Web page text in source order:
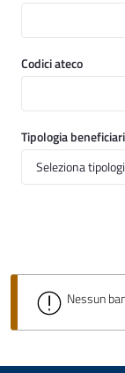
Codici ateco
Tipologia beneficiari
Nessun